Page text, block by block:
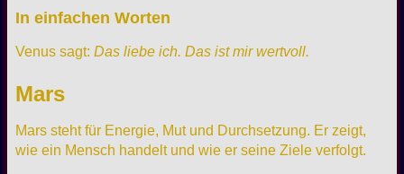
In einfachen Worten
Venus sagt: Das liebe ich. Das ist mir wertvoll.
Mars
Mars steht für Energie, Mut und Durchsetzung. Er zeigt,
wie ein Mensch handelt und wie er seine Ziele verfolgt.